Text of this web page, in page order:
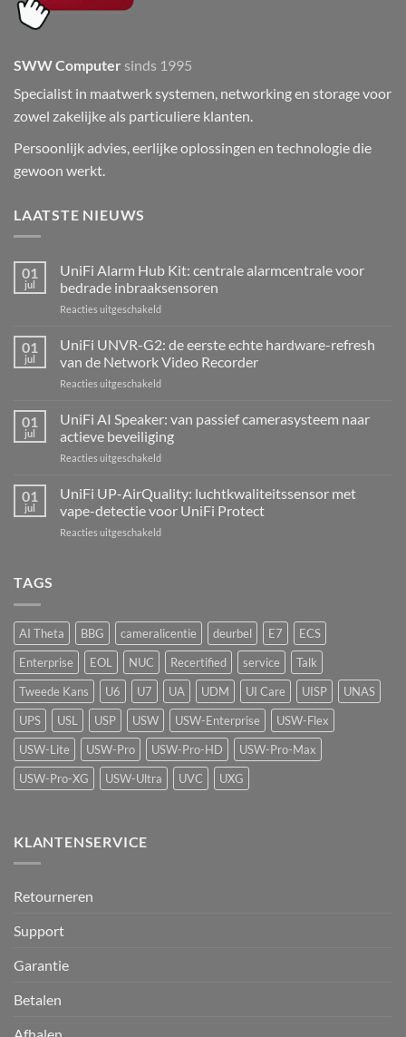
SWW Computer sinds 1995
Specialist in maatwerk systemen, networking en storage voor
zowel zakelijke als particuliere klanten.
Persoonlijk advies, eerlijke oplossingen en technologie die
gewoon werkt.
LAATSTE NIEUWS
01
jul
UniFi Alarm Hub Kit: centrale alarmcentrale voor
bedrade inbraaksensoren
Reacties uitgeschakeldvoor
Alarm
Kit:
centrale
voor
inbraaksensoren
01
jul
UniFi UNVR-G2: de eerste echte hardware-refresh
van de Network Video Recorder
Reacties uitgeschakeldvoor
de
eerste
hardware-
refresh
de
01
jul
UniFi AI Speaker: van passief camerasysteem naar
actieve beveiliging
Reacties uitgeschakeldvoor
Speaker:
van
passief
01
jul
UniFi UP-AirQuality: luchtkwaliteitssensor met
vape-detectie voor UniFi Protect
Reacties uitgeschakeldvoor
vape-
detectie
voor
UniFi
Protect
TAGS
AI Theta BBG cameralicentie deurbel E7
ECS
Enterprise
EOL NUC Recertified service
Talk
Tweede Kans
U6 U7 UA UDM UI Care UISP
UNAS
UPS
USL USP USW USW-Enterprise
USW-Flex
USW-Lite
USW-Pro USW-Pro-HD
USW-Pro-Max
USW-Pro-XG
USW-Ultra UVC UXG
KLANTENSERVICE
Retourneren
Support
Garantie
Betalen